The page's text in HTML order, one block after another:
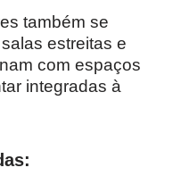
também se
estreitas e
com espaços
integradas à